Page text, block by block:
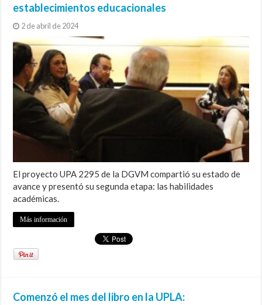
establecimientos educacionales
2 de abril de 2024
El proyecto UPA 2295 de la DGVM compartió su estado de
avance y presentó su segunda etapa: las habilidades
académicas.
Más información
Comenzó el mes del libro en la UPLA: